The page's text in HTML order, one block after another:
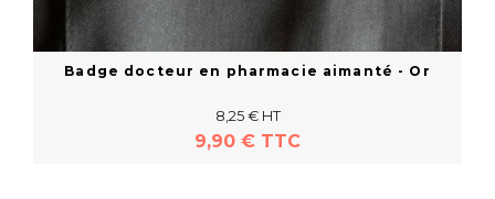
Badge docteur en pharmacie aimanté - Or
8,25 € HT
9,90 € TTC